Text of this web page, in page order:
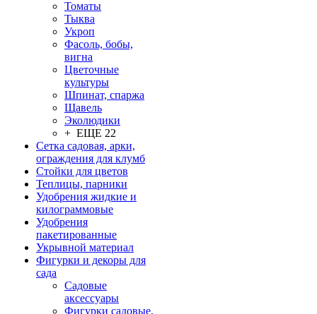
Томаты
Тыква
Укроп
Фасоль, бобы,
вигна
Цветочные
культуры
Шпинат, спаржа
Щавель
Эколюдики
+ ЕЩЕ 22
Сетка садовая, арки,
ограждения для клумб
Стойки для цветов
Теплицы, парники
Удобрения жидкие и
килограммовые
Удобрения
пакетированные
Укрывной материал
Фигурки и декоры для
сада
Садовые
аксессуары
Фигурки садовые,